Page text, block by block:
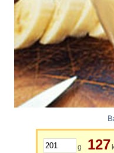
g 127